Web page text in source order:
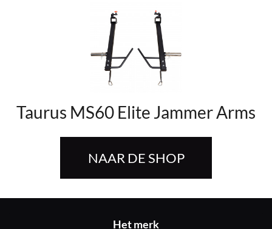
Taurus MS60 Elite Jammer Arms
NAAR DE SHOP
Het merk